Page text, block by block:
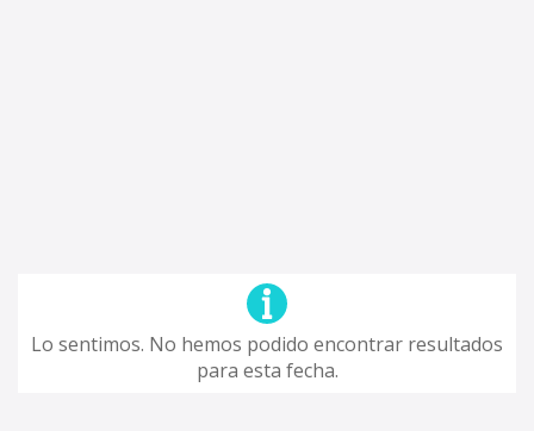
Lo sentimos. No hemos podido encontrar resultados
para esta fecha.